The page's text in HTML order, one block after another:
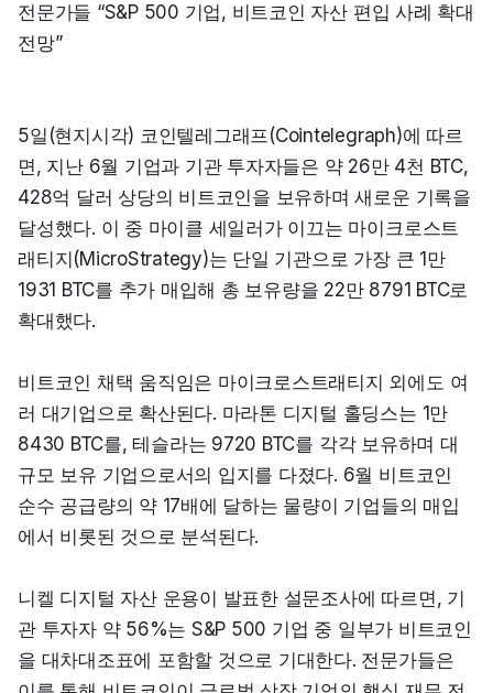
전문가들 “S&P 500 기업, 비트코인 자산 편입 사례 확대
전망”
5일(현지시각) 코인텔레그래프(Cointelegraph)에 따르
면, 지난 6월 기업과 기관 투자자들은 약 26만 4천 BTC,
428억 달러 상당의 비트코인을 보유하며 새로운 기록을
달성했다. 이 중 마이클 세일러가 이끄는 마이크로스트
래티지(MicroStrategy)는 단일 기관으로 가장 큰 1만
1931 BTC를 추가 매입해 총 보유량을 22만 8791 BTC로
확대했다.
비트코인 채택 움직임은 마이크로스트래티지 외에도 여
러 대기업으로 확산된다. 마라톤 디지털 홀딩스는 1만
8430 BTC를, 테슬라는 9720 BTC를 각각 보유하며 대
규모 보유 기업으로서의 입지를 다졌다. 6월 비트코인
순수 공급량의 약 17배에 달하는 물량이 기업들의 매입
에서 비롯된 것으로 분석된다.
니켈 디지털 자산 운용이 발표한 설문조사에 따르면, 기
관 투자자 약 56%는 S&P 500 기업 중 일부가 비트코인
을 대차대조표에 포함할 것으로 기대한다. 전문가들은